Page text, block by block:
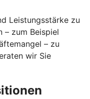
Leistungsstärke zu
– zum Beispiel
– zu
wir Sie